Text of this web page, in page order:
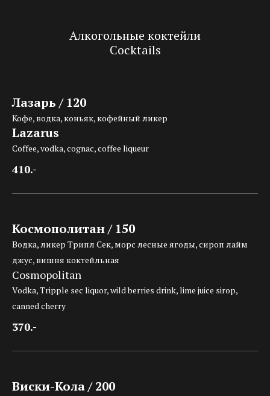
Алкогольные коктейли
Cocktails
Лазарь / 120
Кофе, водка, коньяк, кофейный ликер
Lazarus
Coffee, vodka, cognac, coffee liqueur
410.-
Космополитан / 150
Водка, ликер Трипл Сек, морс лесные ягоды, сироп лайм
джус, вишня коктейльная
Cosmopolitan
Vodka, Tripple sec liquor, wild berries drink, lime juice sirop,
canned cherry
370.-
Виски-Кола / 200